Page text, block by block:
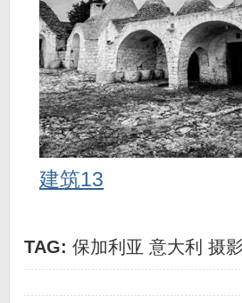
建筑13
TAG: 保加利亚 意大利 摄